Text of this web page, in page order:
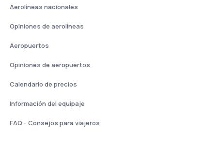
Aerolíneas nacionales
Opiniones de aerolíneas
Aeropuertos
Opiniones de aeropuertos
Calendario de precios
Información del equipaje
FAQ - Consejos para viajeros